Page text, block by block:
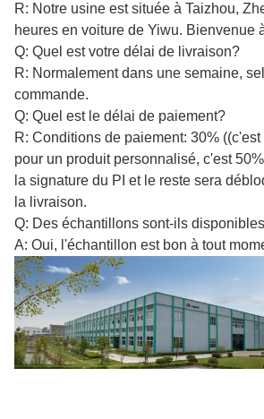
R: Notre usine est située à Taizhou,
heures en voiture de Yiwu. Bienvenue
Q: Quel est votre délai de livraison?
R: Normalement dans une semaine,
commande.
Q: Quel est le délai de paiement?
R: Conditions de paiement: 30%
pour un produit personnalisé, c'est
la signature du PI et le reste sera
la livraison.
Q: Des échantillons sont-ils
A: Oui, l'échantillon est bon à tout